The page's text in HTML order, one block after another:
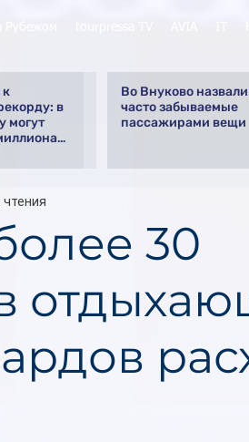
к
в
могут
Во Внуково
часто забываемые
пассажирами вещи
30
чтения